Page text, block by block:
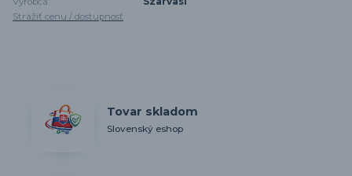
Strážiť cenu / dostupnosť
Tovar skladom
Slovenský eshop